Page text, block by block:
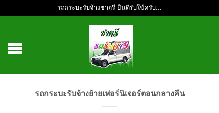
รถกระบะรับจ้างชาตรี ยินดีรับใช้ครับ...
รถกระบะรับจ้างย้ายเฟอร์นิเจอร์ตอนกลางคืน